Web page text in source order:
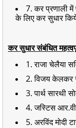
7. कर प्रणाली में
के लिए कर सुधार
कर सुधार संबंधित
1. राजा चेलैया
2. विजय केलकर
3. पार्थ सारथी
4. जस्टिस
5. अरविंद मोदी